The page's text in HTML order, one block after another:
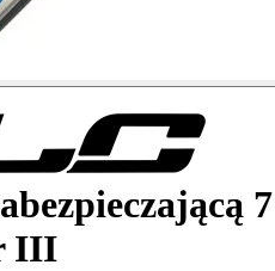
7
III